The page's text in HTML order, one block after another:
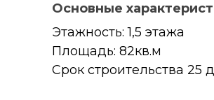
Основные
Этажность: 1,5 этажа
Площадь: 82кв.м
Срок строительства 25